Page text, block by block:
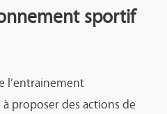
sportif
l’entrainement
proposer des actions de